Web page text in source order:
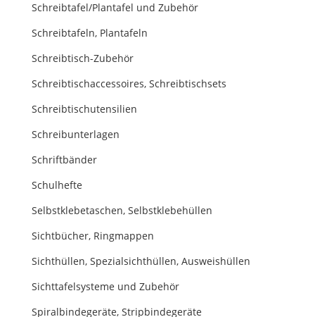
Schreibtafel/Plantafel und Zubehör
Schreibtafeln, Plantafeln
Schreibtisch-Zubehör
Schreibtischaccessoires, Schreibtischsets
Schreibtischutensilien
Schreibunterlagen
Schriftbänder
Schulhefte
Selbstklebetaschen, Selbstklebehüllen
Sichtbücher, Ringmappen
Sichthüllen, Spezialsichthüllen, Ausweishüllen
Sichttafelsysteme und Zubehör
Spiralbindegeräte, Stripbindegeräte